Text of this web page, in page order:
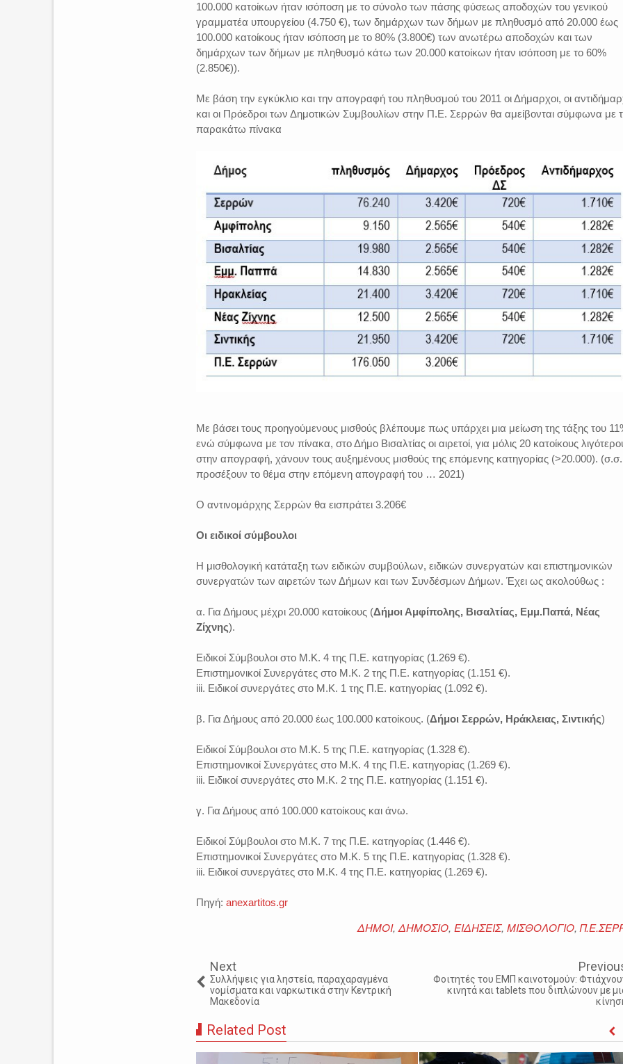
100.000 κατοίκων ήταν ισόποση με το σύνολο των πάσης φύσεως αποδοχών του γενικού
γραμματέα υπουργείου (4.750 €), των δημάρχων των δήμων με πληθυσμό από 20.000 έως
100.000 κατοίκους ήταν ισόποση με το 80% (3.800€) των ανωτέρω αποδοχών και των
δημάρχων των δήμων με πληθυσμό κάτω των 20.000 κατοίκων ήταν ισόποση με το 60%
(2.850€)).
Με βάση την εγκύκλιο και την απογραφή του πληθυσμού του 2011 οι Δήμαρχοι, οι
και οι Πρόεδροι των Δημοτικών Συμβουλίων στην Π.Ε. Σερρών θα αμείβονται σύμφωνα με
παρακάτω πίνακα
Με βάσει τους προηγούμενους μισθούς βλέπουμε πως υπάρχει μια μείωση της τάξης του
ενώ σύμφωνα με τον πίνακα, στο Δήμο Βισαλτίας οι αιρετοί, για μόλις 20 κατοίκους
στην απογραφή, χάνουν τους αυξημένους μισθούς της επόμενης κατηγορίας (>20.000).
προσέξουν το θέμα στην επόμενη απογραφή του … 2021)
Ο αντινομάρχης Σερρών θα εισπράτει 3.206€
Οι ειδικοί σύμβουλοι
Η μισθολογική κατάταξη των ειδικών συμβούλων, ειδικών συνεργατών και επιστημονικών
συνεργατών των αιρετών των Δήμων και των Συνδέσμων Δήμων. Έχει ως ακολούθως :
α. Για Δήμους μέχρι 20.000 κατοίκους (Δήμοι Αμφίπολης, Βισαλτίας, Εμμ.Παπά, Νέας
Ζίχνης).
Ειδικοί Σύμβουλοι στο Μ.Κ. 4 της Π.Ε. κατηγορίας (1.269 €).
Επιστημονικοί Συνεργάτες στο Μ.Κ. 2 της Π.Ε. κατηγορίας (1.151 €).
iii. Ειδικοί συνεργάτες στο Μ.Κ. 1 της Π.Ε. κατηγορίας (1.092 €).
β. Για Δήμους από 20.000 έως 100.000 κατοίκους. (Δήμοι Σερρών, Ηράκλειας, Σιντικής)
Ειδικοί Σύμβουλοι στο Μ.Κ. 5 της Π.Ε. κατηγορίας (1.328 €).
Επιστημονικοί Συνεργάτες στο Μ.Κ. 4 της Π.Ε. κατηγορίας (1.269 €).
iii. Ειδικοί συνεργάτες στο Μ.Κ. 2 της Π.Ε. κατηγορίας (1.151 €).
γ. Για Δήμους από 100.000 κατοίκους και άνω.
Ειδικοί Σύμβουλοι στο Μ.Κ. 7 της Π.Ε. κατηγορίας (1.446 €).
Επιστημονικοί Συνεργάτες στο Μ.Κ. 5 της Π.Ε. κατηγορίας (1.328 €).
iii. Ειδικοί συνεργάτες στο Μ.Κ. 4 της Π.Ε. κατηγορίας (1.269 €).
Πηγή: anexartitos.gr
ΔΗΜΟΙ, ΔΗΜΟΣΙΟ, ΕΙΔΗΣΕΙΣ, ΜΙΣΘΟΛΟΓΙΟ,
Next
Συλλήψεις για ληστεία, παραχαραγμένα
νομίσματα και ναρκωτικά στην Κεντρική
Μακεδονία
Φοιτητές του ΕΜΠ καινοτομούν:
κινητά και tablets που διπλώνουν με
Related Post